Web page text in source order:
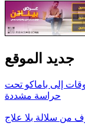
جديد الموقع
إلى باماكو تحت
حراسة مشددة
من سلالة بلا علاج